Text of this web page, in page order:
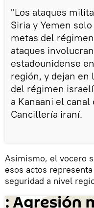
"Los ataques
Siria y Yemen
metas del
ataques
estadounidense
región, y dejan en
del régimen
a Kanaani el
Cancillería iraní.
Asimismo, el vocero
esos actos
seguridad a nivel